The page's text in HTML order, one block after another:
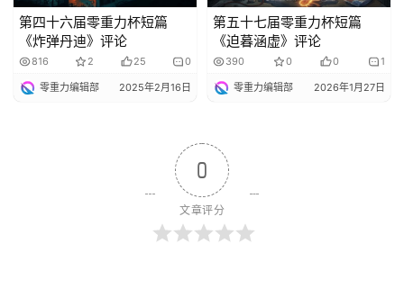
第四十六届零重力杯短篇
《炸弹丹迪》评论
816 2 25 0
零重力编辑部 2025年2月16日
第五十七届零重力杯短篇
《迫暮涵虚》评论
390 0 0 1
零重力编辑部 2026年1月27日
0
文章评分